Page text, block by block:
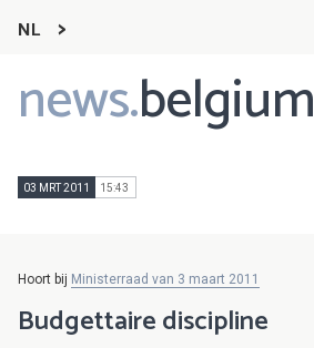
NL
news.belgium
Main
navigation
03 MRT 2011 15:43
Hoort bij Ministerraad van 3 maart 2011
Budgettaire discipline